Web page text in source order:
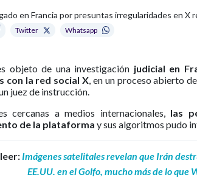
en Francia por presuntas irregularidades en
Twitter Whatsapp
objeto de una investigación judicial en
con la red social X, en un proceso abierto
juez de instrucción.
cercanas a medios internacionales, las
de la plataforma y sus algoritmos pudo
Imágenes satelitales revelan que Irán
EE.UU. en el Golfo, mucho más de lo que